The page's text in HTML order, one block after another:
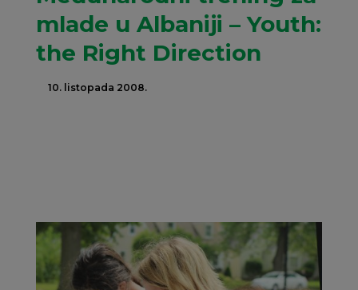
mlade u Albaniji – Youth:
the Right Direction
10. listopada 2008.